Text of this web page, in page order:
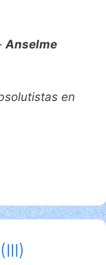
Anselme
en